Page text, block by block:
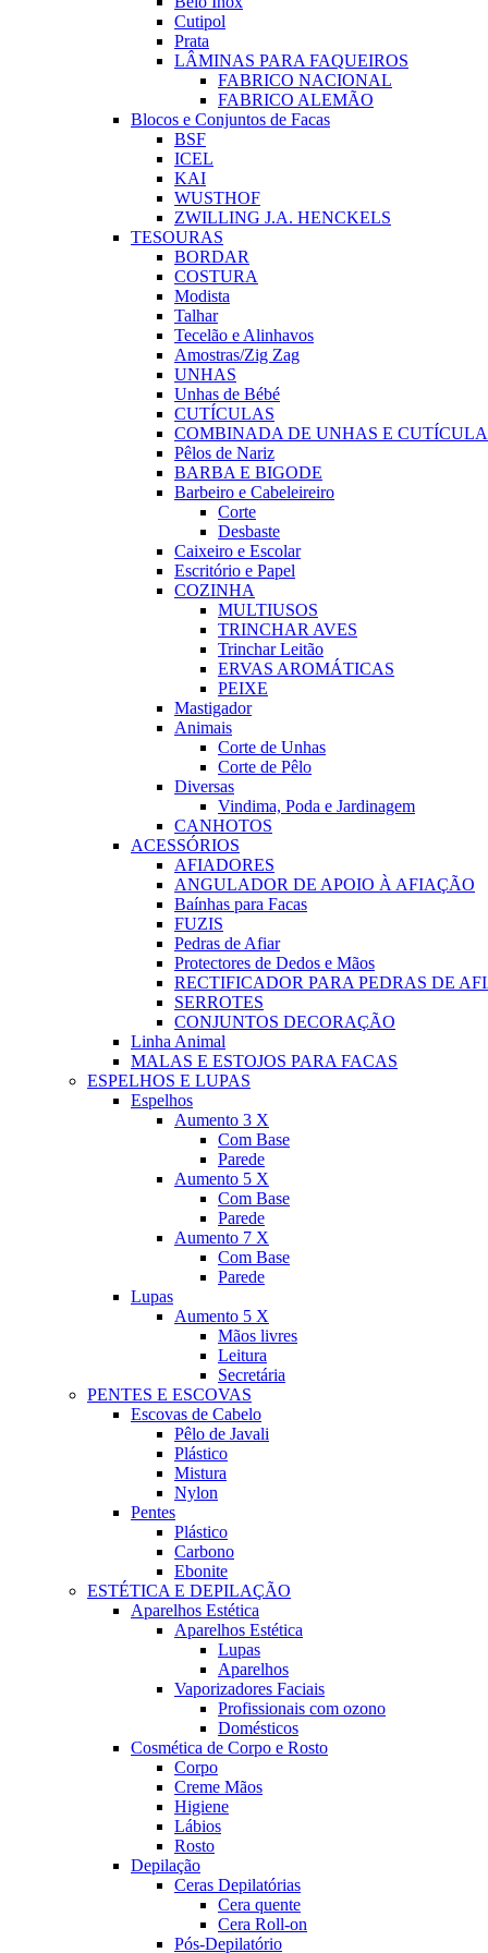
Cutipol
Prata
LÂMINAS PARA FAQUEIROS
FABRICO NACIONAL
FABRICO ALEMÃO
Blocos e Conjuntos de Facas
BSF
ICEL
KAI
WUSTHOF
ZWILLING J.A. HENCKELS
TESOURAS
BORDAR
COSTURA
Modista
Talhar
Tecelão e Alinhavos
Amostras/Zig Zag
UNHAS
Unhas de Bébé
CUTÍCULAS
COMBINADA DE UNHAS E
Pêlos de Nariz
BARBA E BIGODE
Barbeiro e Cabeleireiro
Corte
Desbaste
Caixeiro e Escolar
Escritório e Papel
COZINHA
MULTIUSOS
TRINCHAR AVES
Trinchar Leitão
ERVAS AROMÁTICAS
PEIXE
Mastigador
Animais
Corte de Unhas
Corte de Pêlo
Diversas
Vindima, Poda e Jardinagem
CANHOTOS
ACESSÓRIOS
AFIADORES
ANGULADOR DE APOIO À AFIAÇÃO
Baínhas para Facas
FUZIS
Pedras de Afiar
Protectores de Dedos e Mãos
RECTIFICADOR PARA PEDRAS DE
SERROTES
CONJUNTOS DECORAÇÃO
Linha Animal
MALAS E ESTOJOS PARA FACAS
ESPELHOS E LUPAS
Espelhos
Aumento 3 X
Com Base
Parede
Aumento 5 X
Com Base
Parede
Aumento 7 X
Com Base
Parede
Lupas
Aumento 5 X
Mãos livres
Leitura
Secretária
PENTES E ESCOVAS
Escovas de Cabelo
Pêlo de Javali
Plástico
Mistura
Nylon
Pentes
Plástico
Carbono
Ebonite
ESTÉTICA E DEPILAÇÃO
Aparelhos Estética
Aparelhos Estética
Lupas
Aparelhos
Vaporizadores Faciais
Profissionais com ozono
Domésticos
Cosmética de Corpo e Rosto
Corpo
Creme Mãos
Higiene
Lábios
Rosto
Depilação
Ceras Depilatórias
Cera quente
Cera Roll-on
Pós-Depilatório